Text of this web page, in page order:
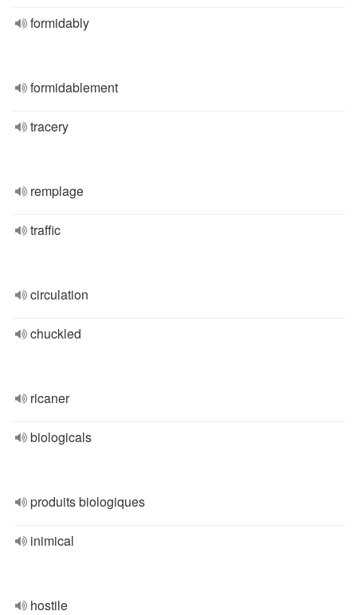
formidably
formidablement
tracery
remplage
traffic
circulation
chuckled
ricaner
biologicals
produits biologiques
inimical
hostile